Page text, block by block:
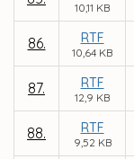
10,11 KB
86. RTF
10,64 KB
87. RTF
12,9 KB
88. RTF
9,52 KB